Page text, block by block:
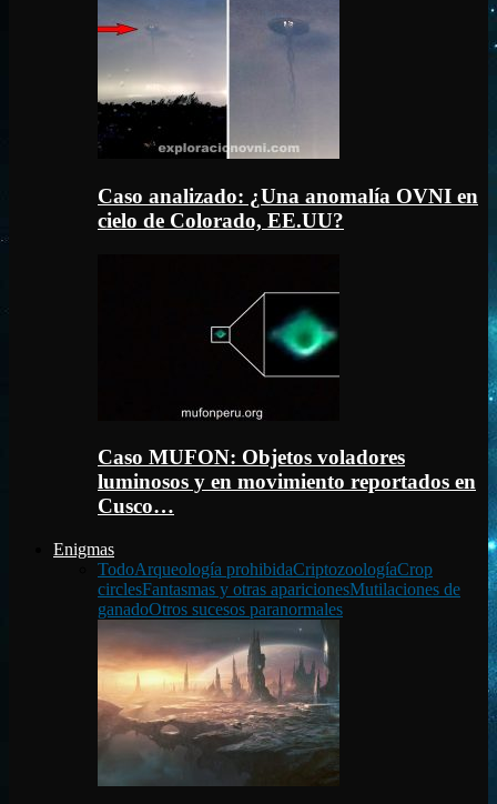
Caso analizado: ¿Una anomalía OVNI en
cielo de Colorado, EE.UU?
Caso MUFON: Objetos voladores
luminosos y en movimiento reportados en
Cusco…
Enigmas
TodoArqueología prohibidaCriptozoologíaCrop
circlesFantasmas y otras aparicionesMutilaciones de
ganadoOtros sucesos paranormales